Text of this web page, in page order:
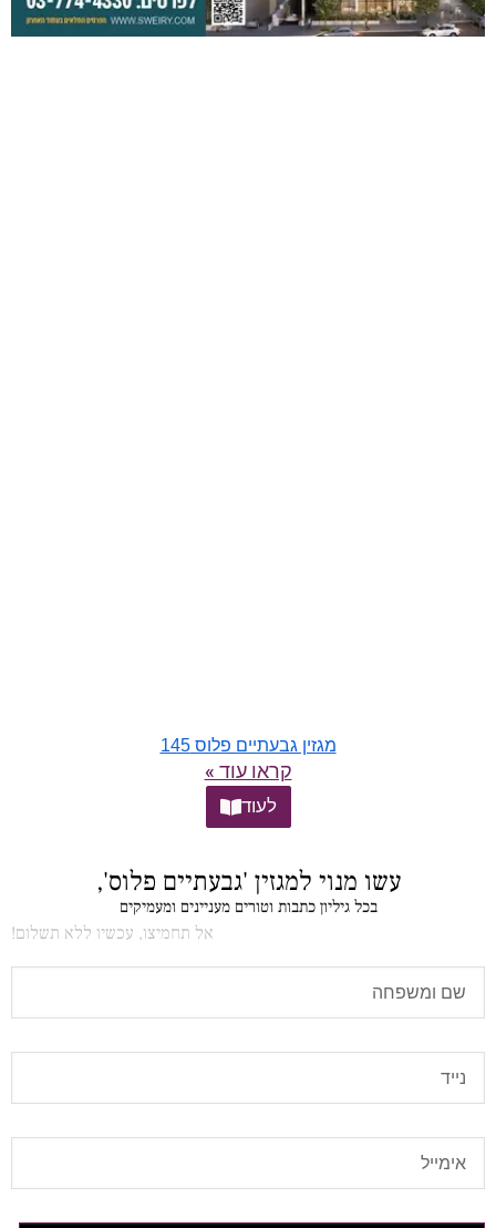
מגזין גבעתיים פלוס 145
קראו עוד »
לעוד
עשו מנוי למגזין 'גבעתיים פלוס',
בכל גיליון כתבות וטורים מעניינים ומעמיקים
אל תחמיצו, עכשיו ללא תשלום!